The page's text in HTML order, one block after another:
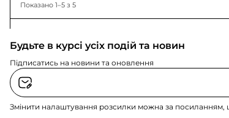
Показано 1–5 з 5
Будьте в курсі усіх подій та новин
Підписатись на новини та оновлення
Змінити налаштування розсилки можна за посиланням,